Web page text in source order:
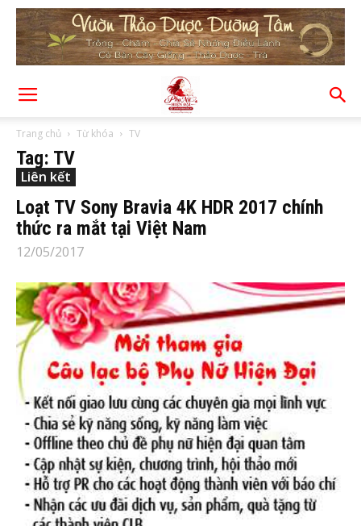
Trang chủ Từ khóa TV
Tag: TV
Liên kết
Loạt TV Sony Bravia 4K HDR 2017 chính
thức ra mắt tại Việt Nam
12/05/2017